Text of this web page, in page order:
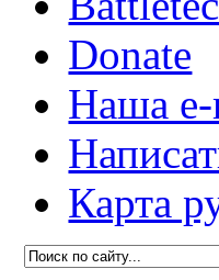
Donate
Наша e-
Карта